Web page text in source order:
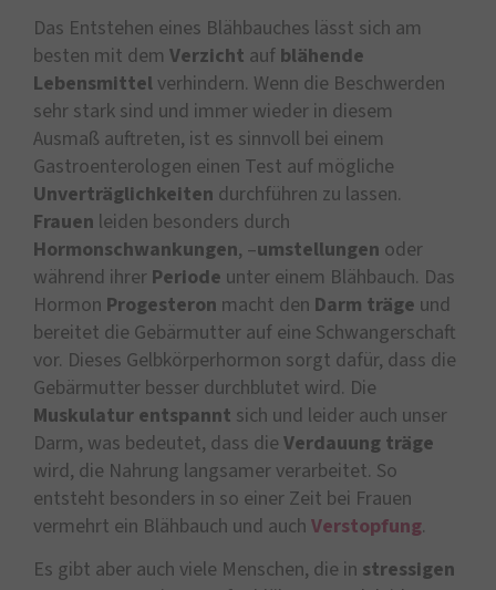
Das Entstehen eines Blähbauches lässt sich am
besten mit dem Verzicht auf blähende
Lebensmittel verhindern. Wenn die Beschwerden
sehr stark sind und immer wieder in diesem
Ausmaß auftreten, ist es sinnvoll bei einem
Gastroenterologen einen Test auf mögliche
Unverträglichkeiten durchführen zu lassen.
Frauen leiden besonders durch
Hormonschwankungen, –umstellungen oder
während ihrer Periode unter einem Blähbauch. Das
Hormon Progesteron macht den Darm träge und
bereitet die Gebärmutter auf eine Schwangerschaft
vor. Dieses Gelbkörperhormon sorgt dafür, dass die
Gebärmutter besser durchblutet wird. Die
Muskulatur entspannt sich und leider auch unser
Darm, was bedeutet, dass die Verdauung träge
wird, die Nahrung langsamer verarbeitet. So
entsteht besonders in so einer Zeit bei Frauen
vermehrt ein Blähbauch und auch Verstopfung.
Es gibt aber auch viele Menschen, die in stressigen